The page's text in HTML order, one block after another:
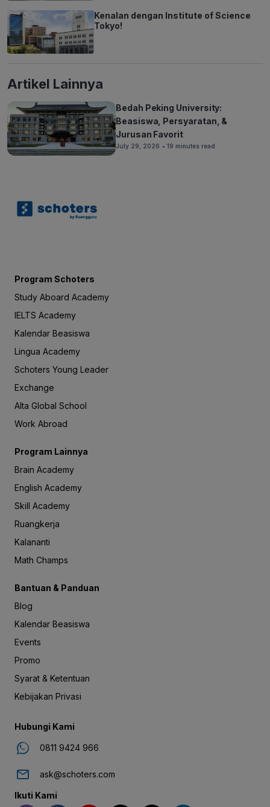
Kenalan dengan Institute of Science
Tokyo!
Artikel Lainnya
Bedah Peking University:
Beasiswa, Persyaratan, &
Jurusan Favorit
July 29, 2026 • 19 minutes read
Program Schoters
Study Aboard Academy
IELTS Academy
Kalendar Beasiswa
Lingua Academy
Schoters Young Leader
Exchange
Alta Global School
Work Abroad
Program Lainnya
Brain Academy
English Academy
Skill Academy
Ruangkerja
Kalananti
Math Champs
Bantuan & Panduan
Blog
Kalendar Beasiswa
Events
Promo
Syarat & Ketentuan
Kebijakan Privasi
Hubungi Kami
0811 9424 966
ask@schoters.com
Ikuti Kami